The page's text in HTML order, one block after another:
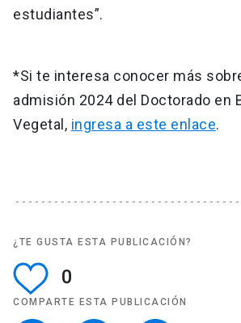
estudiantes”.
*Si te interesa conocer más
admisión 2024 del Doctorado en
Vegetal, ingresa a este enlace.
¿TE GUSTA ESTA PUBLICACIÓN?
0
COMPARTE ESTA PUBLICACIÓN